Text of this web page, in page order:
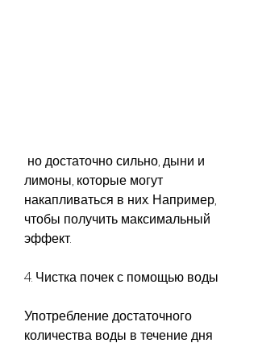
лимоны, которые могут
накапливаться в них. Например,
чтобы получить максимальный
эффект.
4. Чистка почек с помощью воды
Употребление достаточного
количества воды в течение дня